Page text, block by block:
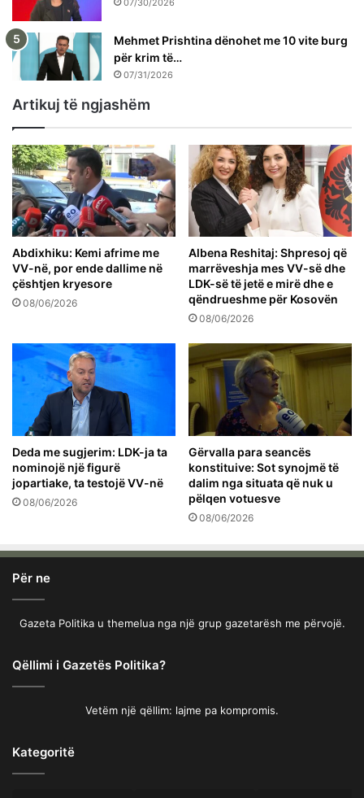
07/30/2026
Mehmet Prishtina dënohet me 10 vite burg
për krim të…
07/31/2026
Artikuj të ngjashëm
Abdixhiku: Kemi afrime me
VV-në, por ende dallime në
çështjen kryesore
08/06/2026
Albena Reshitaj: Shpresoj që
marrëveshja mes VV-së dhe
LDK-së të jetë e mirë dhe e
qëndrueshme për Kosovën
08/06/2026
Deda me sugjerim: LDK-ja ta
nominojë një figurë
jopartiake, ta testojë VV-në
08/06/2026
Gërvalla para seancës
konstituive: Sot synojmë të
dalim nga situata që nuk u
pëlqen votuesve
08/06/2026
Për ne
Gazeta Politika u themelua nga një grup gazetarësh me përvojë.
Qëllimi i Gazetës Politika?
Vetëm një qëllim: lajme pa kompromis.
Kategoritë